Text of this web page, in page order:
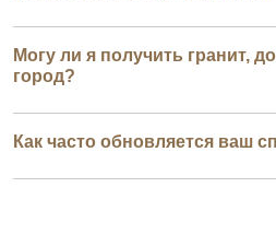
Могу ли я получить гранит,
город?
Как часто обновляется ваш